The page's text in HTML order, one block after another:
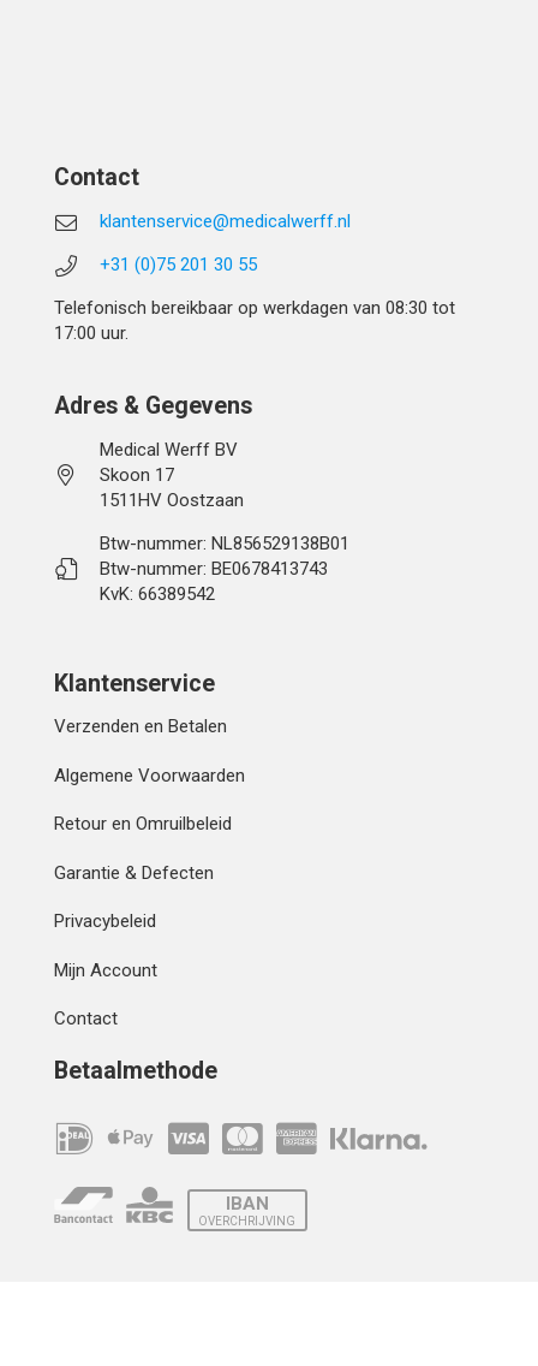
Contact
klantenservice@medicalwerff.nl
+31 (0)75 201 30 55
Telefonisch bereikbaar op werkdagen van 08:30 tot
17:00 uur.
Adres & Gegevens
Medical Werff BV
Skoon 17
1511HV Oostzaan
Btw-nummer: NL856529138B01
Btw-nummer: BE0678413743
KvK: 66389542
Klantenservice
Verzenden en Betalen
Algemene Voorwaarden
Retour en Omruilbeleid
Garantie & Defecten
Privacybeleid
Mijn Account
Contact
Betaalmethode
IBAN
OVERCHRIJVING